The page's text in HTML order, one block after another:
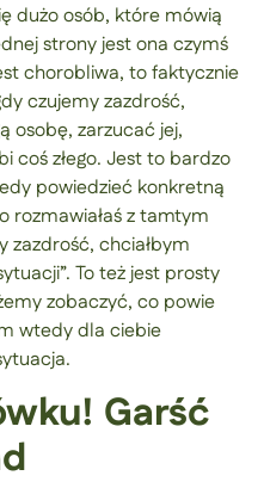
dużo osób, które mówią
strony jest ona czymś
chorobliwa, to faktycznie
czujemy zazdrość,
osobę, zarzucać jej,
coś złego. Jest to bardzo
powiedzieć konkretną
rozmawiałaś z tamtym
zazdrość, chciałbym
To też jest prosty
zobaczyć, co powie
wtedy dla ciebie
Garść